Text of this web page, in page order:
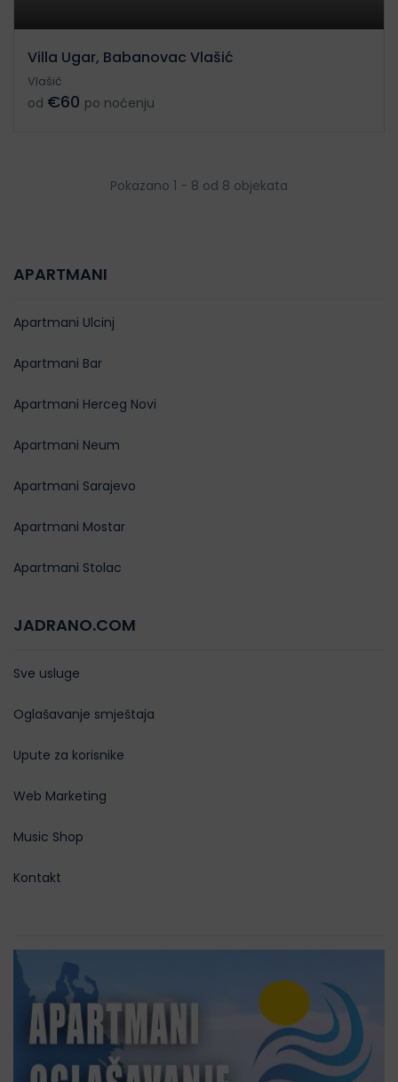
Villa Ugar, Babanovac Vlašić
Vlašić
od €60 po noćenju
Pokazano 1 - 8 od 8 objekata
APARTMANI
Apartmani Ulcinj
Apartmani Bar
Apartmani Herceg Novi
Apartmani Neum
Apartmani Sarajevo
Apartmani Mostar
Apartmani Stolac
JADRANO.COM
Sve usluge
Oglašavanje smještaja
Upute za korisnike
Web Marketing
Music Shop
Kontakt